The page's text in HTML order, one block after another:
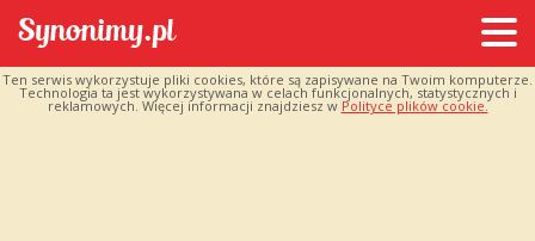
Ten serwis wykorzystuje pliki cookies, które są zapisywane na Twoim komputerze.
Technologia ta jest wykorzystywana w celach funkcjonalnych, statystycznych i
reklamowych. Więcej informacji znajdziesz w Polityce plików cookie.